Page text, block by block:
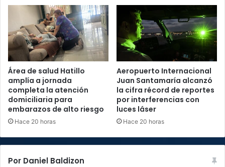
Área de salud Hatillo
amplía a jornada
completa la atención
domiciliaria para
embarazos de alto riesgo
Hace 20 horas
Aeropuerto Internacional
Juan Santamaría alcanzó
la cifra récord de reportes
por interferencias con
luces láser
Hace 20 horas
Por Daniel Baldizon